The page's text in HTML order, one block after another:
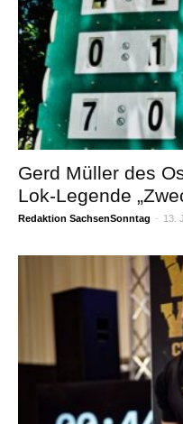
Gerd Müller des
Lok-Legende
Redaktion SachsenSonntag - 13.